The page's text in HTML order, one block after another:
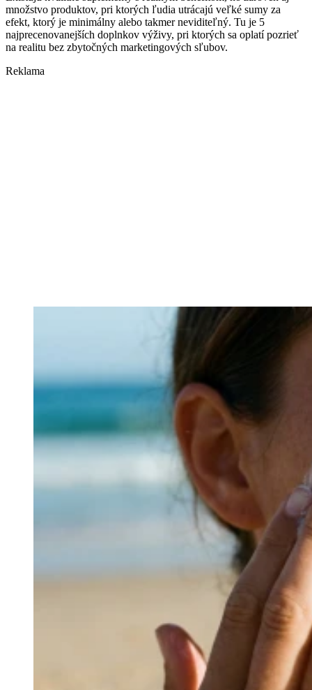
množstvo produktov, pri ktorých ľudia utrácajú veľké sumy za
efekt, ktorý je minimálny alebo takmer neviditeľný. Tu je 5
najprecenovanejších doplnkov výživy, pri ktorých sa oplatí pozrieť
na realitu bez zbytočných marketingových sľubov.
Reklama